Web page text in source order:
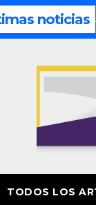
noticias
las playas
TODOS LOS